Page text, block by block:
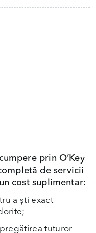
prin O’Key
de servicii
cost suplimentar:
a ști exact
tuturor